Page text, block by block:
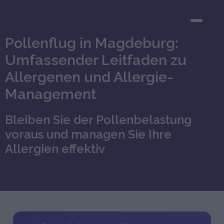
Pollenflug in Magdeburg:
Umfassender Leitfaden zu
Allergenen und Allergie-
Management
Bleiben Sie der Pollenbelastung
voraus und managen Sie Ihre
Allergien effektiv